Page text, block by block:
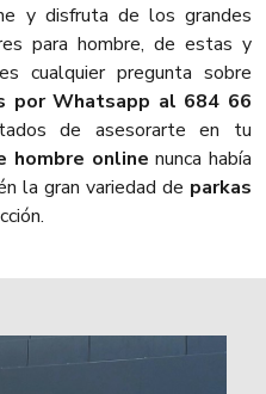
y disfruta de los grandes
para hombre, de estas y
cualquier pregunta sobre
por Whatsapp al 684 66
de asesorarte en tu
hombre online nunca había
la gran variedad de parkas